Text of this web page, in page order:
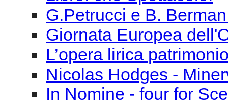
In Nomine - four for
NOMUS-Omaggio a
maestri
libro che spettacolo e
dimenticata" 30/03